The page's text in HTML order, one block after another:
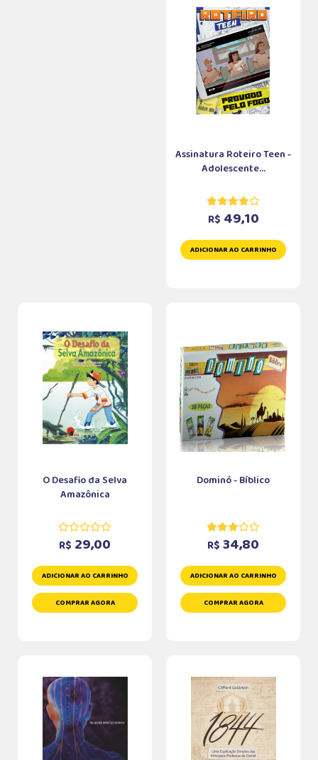
Assinatura Roteiro Teen -
Adolescente...
R$ 49,10
ADICIONAR AO CARRINHO
O Desafio da Selva
Amazônica
R$ 29,00
ADICIONAR AO CARRINHO
COMPRAR AGORA
Dominó - Bíblico
R$ 34,80
ADICIONAR AO CARRINHO
COMPRAR AGORA